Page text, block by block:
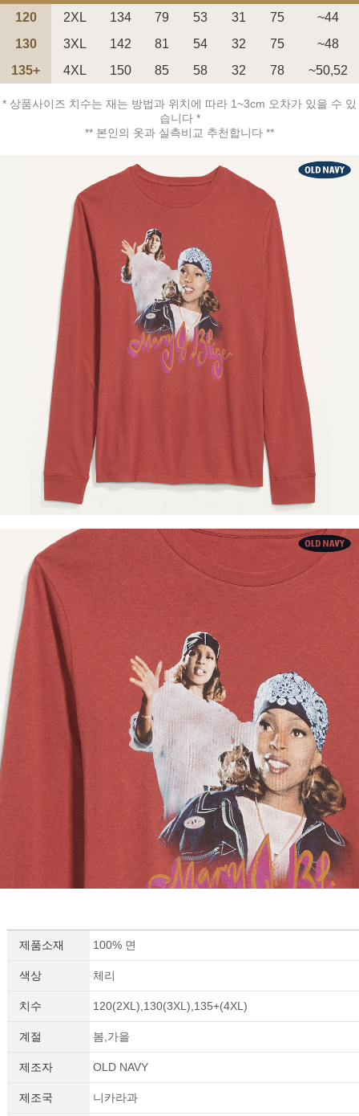
페이코 ID로 페
PAYCO 바로구매
120 2XL 134 79 53 31 75
~44
130
3XL 142 81 54 32 75
~48
135+
4XL 150 85 58 32 78 ~50,52
* 상품사이즈 치수는 재는 방법과 위치에 따라 1~3cm 오차가 있을 수 있
습니다 *
** 본인의 옷과 실측비교 추천합니다 **
제품소재 100% 면
색상 체리
치수 120(2XL),130(3XL),135+(4XL)
계절 봄,가을
제조자 OLD NAVY
제조국 니카라과